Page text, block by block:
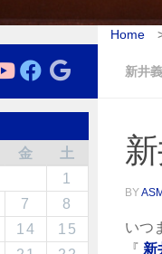
Home
新井
BY
いつ
『 新
金
土
1
7
8
14
15